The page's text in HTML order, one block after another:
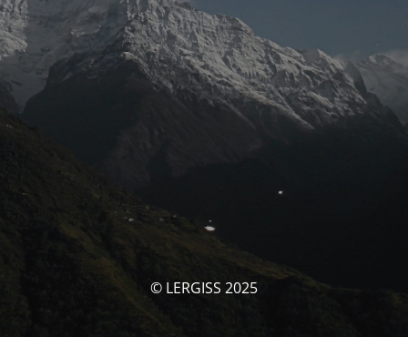
© LERGISS 2025